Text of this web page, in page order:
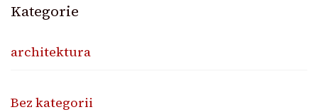
Kategorie
architektura
Bez kategorii